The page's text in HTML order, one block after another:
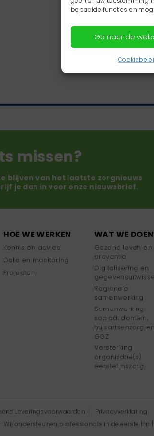
bepaalde functies en
Ga naar de
missen?
blijven van het laatste zorgnieuws
je dan in voor onze nieuwsbrief.
HOE WE WERKEN
Kennis en advies
Data en monitoring
Projecten
WAT WE DOEN
Gezond leven en
preventie
Digitalisering en
Regionale
samenwerking
Samenwerking
sociaal domein,
huisartsenzorg en
GGZ
Versterking
organisatie(s)
eerstelijnszorg
Leveringsvoorwaarden
Privacyverklaring
Wij ondersteunen professionals in de eerste lijn